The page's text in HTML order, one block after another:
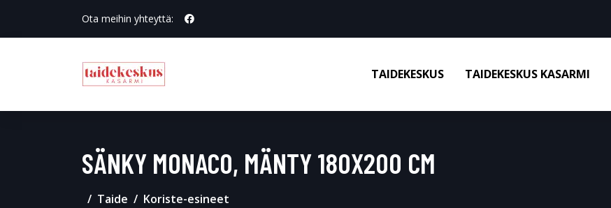
Ota meihin yhteyttä:
TAIDEKESKUS TAIDEKESKUS KASARMI
SÄNKY MONACO, MÄNTY 180X200 CM
Taide Koriste-esineet